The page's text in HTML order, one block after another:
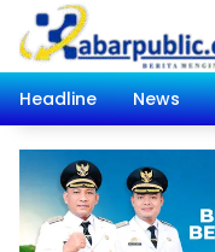
Langsung
konten
Headline
News